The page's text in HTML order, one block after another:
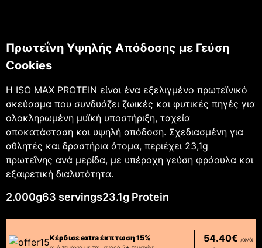
Πρωτεΐνη Υψηλής Απόδοσης με Γεύση
Cookies
Η ISO MAX PROTEIN είναι ένα εξελιγμένο πρωτεϊνικό
σκεύασμα που συνδυάζει ζωικές και φυτικές πηγές για
ολοκληρωμένη μυϊκή υποστήριξη, ταχεία
αποκατάσταση και υψηλή απόδοση. Σχεδιασμένη για
αθλητές και δραστήρια άτομα, περιέχει 23,1g
πρωτεΐνης ανά μερίδα, με υπέροχη γεύση φράουλα και
εξαιρετική διαλυτότητα.
2.000g63 servings23.1g Protein
Κέρδισε extra έκπτωση 15% 54.40€ /ανά